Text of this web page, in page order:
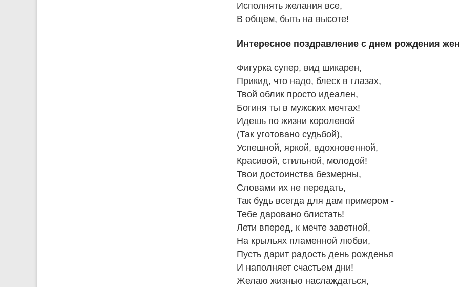
Исполнять желания все,
В общем, быть на высоте!
Интересное поздравление с днем рождения
Фигурка супер, вид шикарен,
Прикид, что надо, блеск в глазах,
Твой облик просто идеален,
Богиня ты в мужских мечтах!
Идешь по жизни королевой
(Так уготовано судьбой),
Успешной, яркой, вдохновенной,
Красивой, стильной, молодой!
Твои достоинства безмерны,
Словами их не передать,
Так будь всегда для дам примером -
Тебе даровано блистать!
Лети вперед, к мечте заветной,
На крыльях пламенной любви,
Пусть дарит радость день рожденья
И наполняет счастьем дни!
Желаю жизнью наслаждаться,